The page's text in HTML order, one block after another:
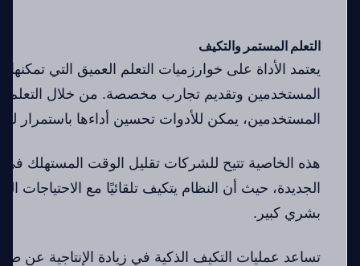
التعلم المستمر والتكيف
يعتمد الأداة على خوارزميات التعلم العميق التي
المستخدمين وتقديم تجارب مخصصة. من خلال التعلم
المستخدمين، يمكن للأدوات تحسين أداءها باستمرار
هذه الخاصية تتيح للشركات تقليل الوقت المستهلك
الجديدة، حيث أن النظام يتكيف تلقائيًا مع الاحتياجات
بشري كبير.
تساعد عمليات التكيف الذكية في زيادة الإنتاجية عن